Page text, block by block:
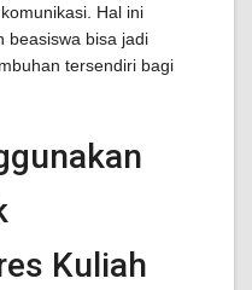
Hal ini
beasiswa bisa jadi
tersendiri bagi
Kuliah